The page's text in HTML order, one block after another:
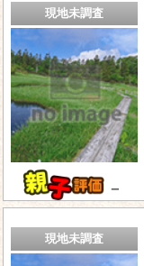
現地未調査
－
現地未調査